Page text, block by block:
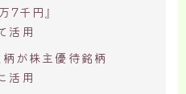
7千円』
活用
が株主優待銘柄
活用